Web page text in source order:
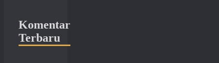
Komentar
Terbaru